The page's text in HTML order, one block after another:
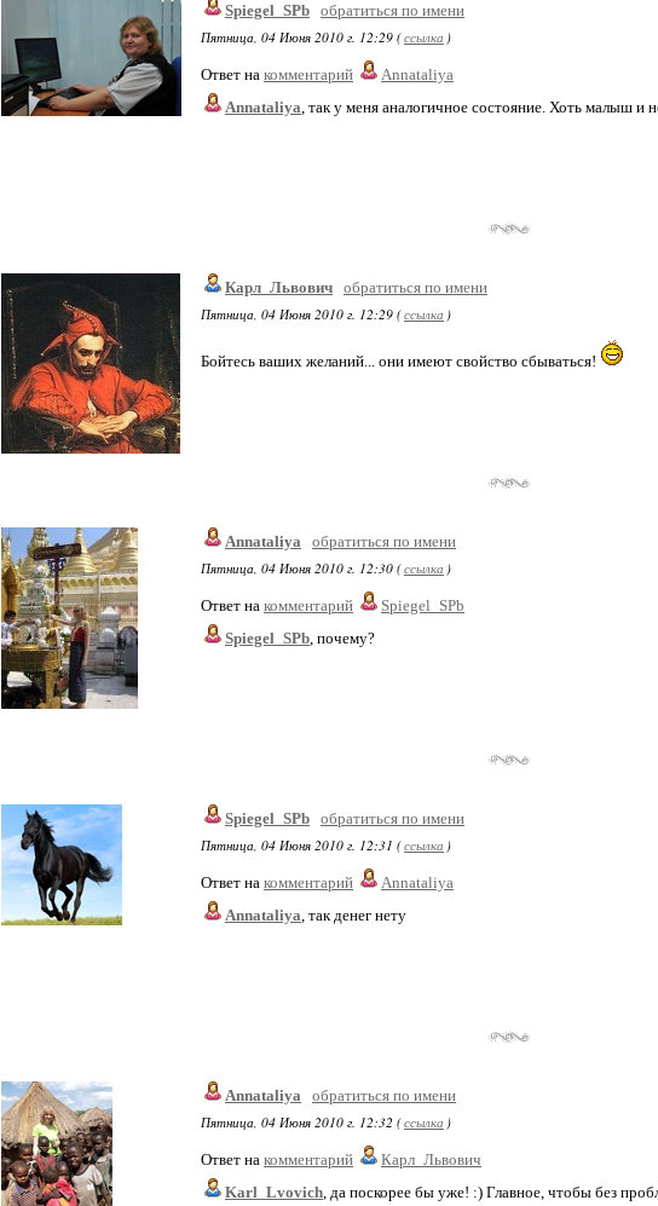
Spiegel_SPb обратиться по имени
Пятница, 04 Июня 2010 г. 12:29 (ссылка )
Ответ на комментарий
Annataliya
Annataliya, так у меня аналогичное состояние. Хоть малыш и
Карл_Львович обратиться по имени
Пятница, 04 Июня 2010 г. 12:29 (ссылка )
Бойтесь ваших желаний... они имеют свойство сбываться!
Annataliya
обратиться по имени
Пятница, 04 Июня 2010 г. 12:30 (ссылка )
Ответ на комментарий
Spiegel_SPb
Spiegel_SPb, почему?
Spiegel_SPb обратиться по имени
Пятница, 04 Июня 2010 г. 12:31 (ссылка )
Ответ на комментарий
Annataliya
Annataliya, так денег нету
Annataliya
обратиться по имени
Пятница, 04 Июня 2010 г. 12:32 (ссылка )
Ответ на комментарий
Карл_Львович
Karl_Lvovich, да поскорее бы уже! :) Главное, чтобы без